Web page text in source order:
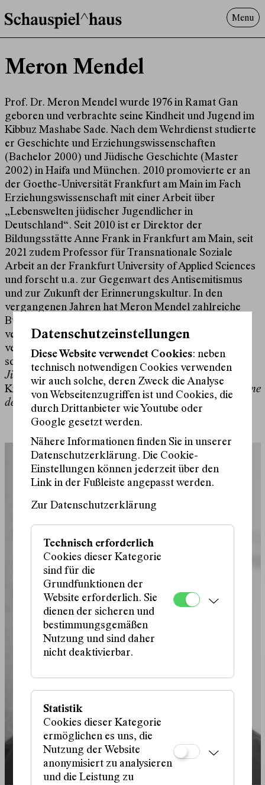
Menu
Besuch
Suche
Meron Mendel
Prof. Dr. Meron Mendel wurde 1976 in Ramat Gan
geboren und verbrachte seine Kindheit und Jugend im
Kibbuz Mashabe Sade. Nach dem Wehrdienst studierte
er Geschichte und Erziehungswissenschaften
(Bachelor 2000) und Jüdische Geschichte (Master
2002) in Haifa und München. 2010 promovierte er an
der Goethe-Universität Frankfurt am Main im Fach
Erziehungswissenschaft mit einer Arbeit über
„Lebenswelten jüdischer Jugendlicher in
Deutschland“. Seit 2010 ist er Direktor der
Bildungsstätte Anne Frank in Frankfurt am Main, seit
2021 zudem Professor für Transnationale Soziale
Arbeit an der Frankfurt University of Applied Sciences
und forscht u.a. zur Gegenwart des Antisemitismus
und zur Zukunft der Erinnerungskultur. In den
vergangenen Jahren hat Meron Mendel zahlreiche
Bücher herausgegeben und Meinungsbeiträge in
verschiedenen großen deutschsprachigen Zeitungen
veröffentlicht. Gemeinsam mit Saba-Nur Cheema
schreibt er die monatliche Kolumne
Muslimisch-
Jüdisches Abendbrot
in der FAZ. 2023 ist bei
Kiepenheuer & Witsch sein Buch
Über Israel reden. Eine
deutsche Debatteerschienen.
Datenschutzeinstellungen
Diese Website verwendet Cookies: neben
technisch notwendigen Cookies verwenden
wir auch solche, deren Zweck die Analyse
von Webseitenzugriffen ist und Cookies, die
durch Drittanbieter wie Youtube oder
Google gesetzt werden.
Nähere Informationen finden Sie in unserer
Datenschutzerklärung. Die Cookie-
Einstellungen können jederzeit über den
Link in der Fußleiste angepasst werden.
Zur Datenschutzerklärung
Technisch erforderlich
Cookies dieser Kategorie
sind für die
Grundfunktionen der
Website erforderlich. Sie
dienen der sicheren und
bestimmungsgemäßen
Nutzung und sind daher
nicht deaktivierbar.
Statistik
Cookies dieser Kategorie
ermöglichen es uns, die
Nutzung der Website
anonymisiert zu analysieren
und die Leistung zu